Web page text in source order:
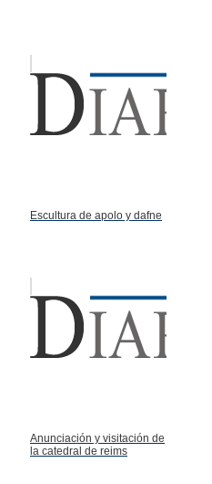
Escultura de apolo y dafne
Anunciación y visitación de
la catedral de reims